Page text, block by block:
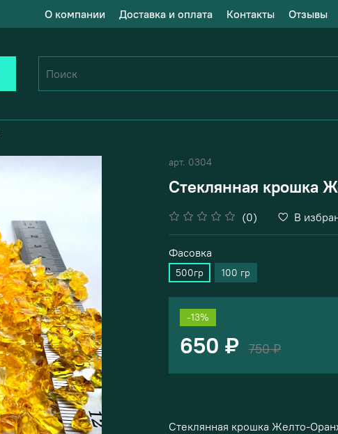
О компании Доставка и оплата Контакты Отзывы
арт. 0304
Стеклянная крошка
(0) В
Фасовка
500гр 100 гр
-13%
650 ₽ 750 ₽
Стеклянная крошка Желто-